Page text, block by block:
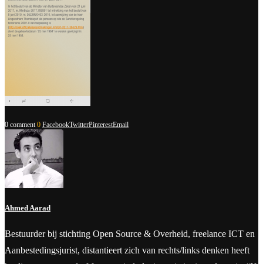
0 comment 0 FacebookTwitterPinterestEmail
Ahmed Aarad
Bestuurder bij stichting Open Source & Overheid, freelance ICT en
Aanbestedingsjurist, distantieert zich van rechts/links denken heeft